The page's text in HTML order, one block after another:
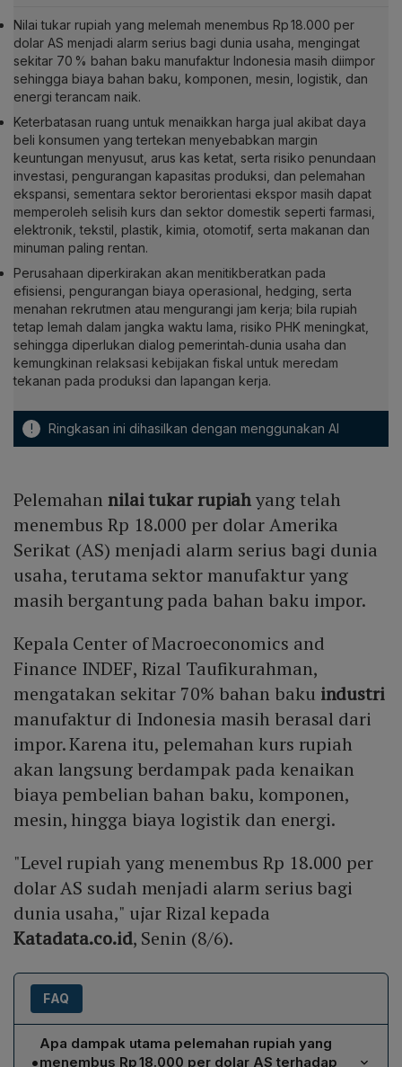
Nilai tukar rupiah yang melemah menembus Rp 18.000 per
dolar AS menjadi alarm serius bagi dunia usaha, mengingat
sekitar 70 % bahan baku manufaktur Indonesia masih diimpor
sehingga biaya bahan baku, komponen, mesin, logistik, dan
energi terancam naik.
Keterbatasan ruang untuk menaikkan harga jual akibat daya
beli konsumen yang tertekan menyebabkan margin
keuntungan menyusut, arus kas ketat, serta risiko penundaan
investasi, pengurangan kapasitas produksi, dan pelemahan
ekspansi, sementara sektor berorientasi ekspor masih dapat
memperoleh selisih kurs dan sektor domestik seperti farmasi,
elektronik, tekstil, plastik, kimia, otomotif, serta makanan dan
minuman paling rentan.
Perusahaan diperkirakan akan menitikberatkan pada
efisiensi, pengurangan biaya operasional, hedging, serta
menahan rekrutmen atau mengurangi jam kerja; bila rupiah
tetap lemah dalam jangka waktu lama, risiko PHK meningkat,
sehingga diperlukan dialog pemerintah‑dunia usaha dan
kemungkinan relaksasi kebijakan fiskal untuk meredam
tekanan pada produksi dan lapangan kerja.
! Ringkasan ini dihasilkan dengan menggunakan AI
Pelemahan nilai tukar rupiahyang telah
menembus Rp 18.000 per dolar Amerika
Serikat (AS) menjadi alarm serius bagi dunia
usaha, terutama sektor manufaktur yang
masih bergantung pada bahan baku impor.
Kepala Center of Macroeconomics and
Finance INDEF, Rizal Taufikurahman,
mengatakan sekitar 70% bahan baku industri
manufaktur di Indonesia masih berasal dari
impor. Karena itu, pelemahan kurs rupiah
akan langsung berdampak pada kenaikan
biaya pembelian bahan baku, komponen,
mesin, hingga biaya logistik dan energi.
"Level rupiah yang menembus Rp 18.000 per
dolar AS sudah menjadi alarm serius bagi
dunia usaha," ujar Rizal kepada
Katadata.co.id, Senin (8/6).
FAQ
•
Apa dampak utama pelemahan rupiah yang
menembus Rp 18.000 per dolar AS terhadap